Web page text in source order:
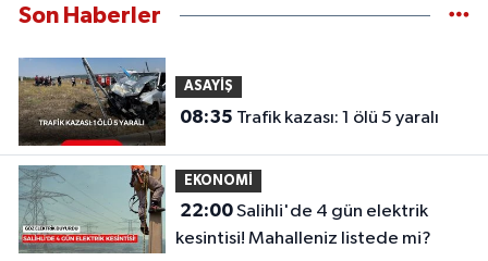
Son Haberler
ASAYİŞ
08:35 Trafik kazası: 1 ölü 5 yaralı
EKONOMİ
22:00Salihli'de 4 gün elektrik
kesintisi! Mahalleniz listede mi?